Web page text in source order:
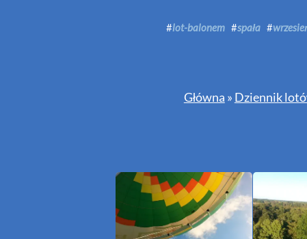
#lot-balonem #spała #
Główna » Dziennik